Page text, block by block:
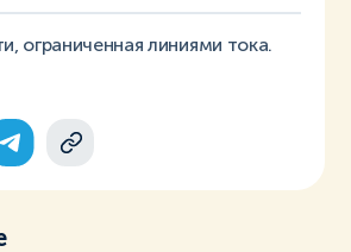
ограниченная линиями тока.